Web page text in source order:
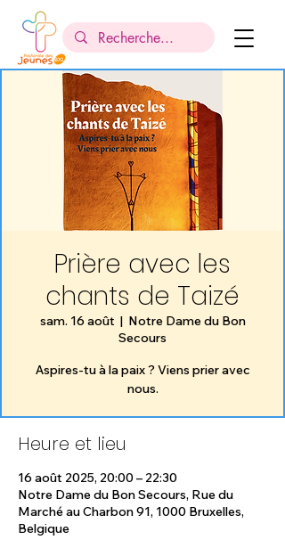
Prière avec les
chants de Taizé
sam. 16 août
  |
Notre Dame du Bon
Secours
Aspires-tu à la paix ? Viens prier avec
nous.
Heure et lieu
16 août 2025, 20:00 – 22:30
Notre Dame du Bon Secours, Rue du
Marché au Charbon 91, 1000 Bruxelles,
Belgique